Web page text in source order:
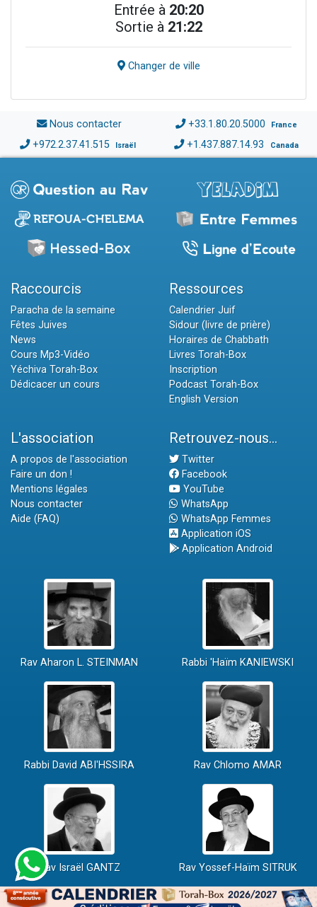
Entrée à 20:20
Sortie à 21:22
Changer de ville
Nous contacter +33.1.80.20.5000 France
+972.2.37.41.515 Israël +1.437.887.14.93 Canada
Raccourcis
Paracha de la semaine
Fêtes Juives
News
Cours Mp3-Vidéo
Yéchiva Torah-Box
Dédicacer un cours
Ressources
Calendrier Juif
Sidour (livre de prière)
Horaires de Chabbath
Livres Torah-Box
Inscription
Podcast Torah-Box
English Version
L'association
A propos de l'association
Faire un don !
Mentions légales
Nous contacter
Aide (FAQ)
Retrouvez-nous...
Twitter
Facebook
YouTube
WhatsApp
WhatsApp Femmes
Application iOS
Application Android
Rav Aharon L. STEINMAN Rabbi 'Haïm KANIEWSKI
Rabbi David ABI'HSSIRA Rav Chlomo AMAR
Rav Israël GANTZ Rav Yossef-Haïm SITRUK